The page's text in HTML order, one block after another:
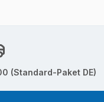
(Standard-Paket DE)